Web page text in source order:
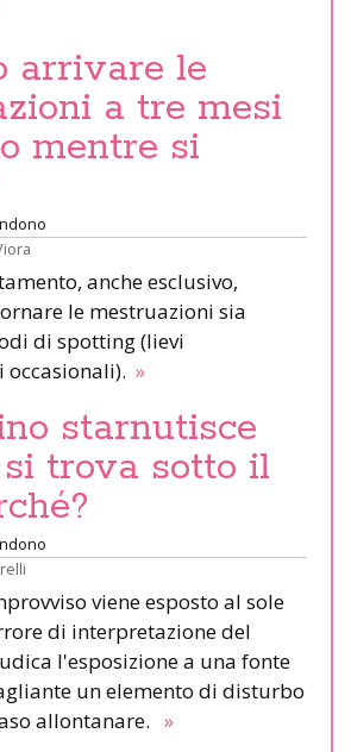
arrivare le
a tre mesi
mentre si
anche esclusivo,
le mestruazioni sia
di spotting (lievi
»
starnutisce
trova sotto il
viene esposto al sole
di interpretazione del
l'esposizione a una fonte
un elemento di disturbo
allontanare. »